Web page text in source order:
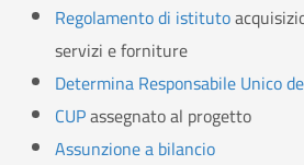
Regolamento di istituto
servizi e forniture
Determina Responsabile Unico
CUPassegnato al progetto
Assunzione a bilancio